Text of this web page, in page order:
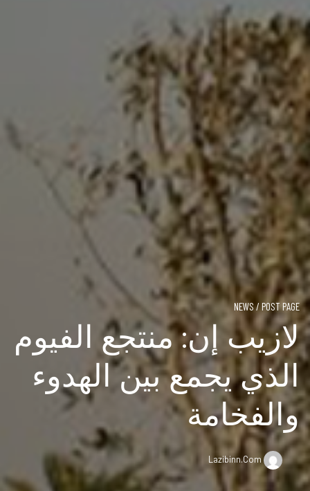
NEWS / POST PAGE
لازيب إن: منتجع الفيوم
الذي يجمع بين الهدوء
والفخامة
Lazibinn.com